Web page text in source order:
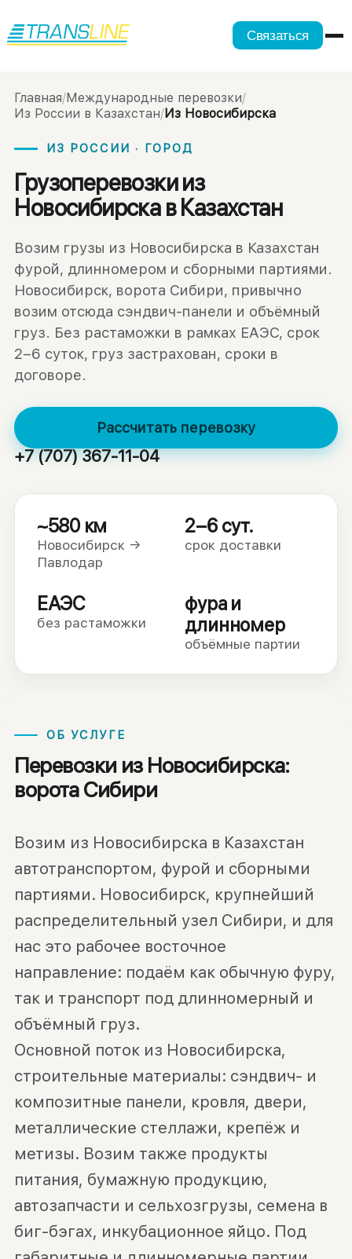
Связаться
Главная/Международные перевозки/
Из России в Казахстан/Из Новосибирска
ИЗ РОССИИ · ГОРОД
Грузоперевозки из
Новосибирска в Казахстан
Возим грузы из Новосибирска в Казахстан
фурой, длинномером и сборными партиями.
Новосибирск, ворота Сибири, привычно
возим отсюда сэндвич-панели и объёмный
груз. Без растаможки в рамках ЕАЭС, срок
2–6 суток, груз застрахован, сроки в
договоре.
Рассчитать перевозку
+7 (707) 367-11-04
~580 км
Новосибирск →
Павлодар
2–6 сут.
срок доставки
ЕАЭС
без растаможки
фура и
длинномер
объёмные партии
ОБ УСЛУГЕ
Перевозки из Новосибирска:
ворота Сибири
Возим из Новосибирска в Казахстан
автотранспортом, фурой и сборными
партиями. Новосибирск, крупнейший
распределительный узел Сибири, и для
нас это рабочее восточное
направление: подаём как обычную фуру,
так и транспорт под длинномерный и
объёмный груз.
Основной поток из Новосибирска,
строительные материалы: сэндвич- и
композитные панели, кровля, двери,
металлические стеллажи, крепёж и
метизы. Возим также продукты
питания, бумажную продукцию,
автозапчасти и сельхозгрузы, семена в
биг-бэгах, инкубационное яйцо. Под